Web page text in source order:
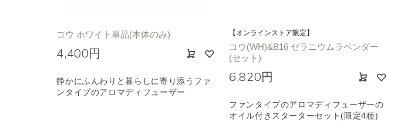
コウ ホワイト単品(本体のみ)
4,400円
静かにふんわりと暮らしに寄り添うファ
ンタイプのアロマディフューザー
【オンラインストア限定】
コウ(WH)&B16 ゼラニウムラベンダー
(セット)
6,820円
ファンタイプのアロマディフューザーの
オイル付きスターターセット(限定4種)